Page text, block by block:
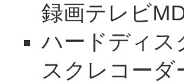
録画テレビ
ハードディス
スクレコーダ